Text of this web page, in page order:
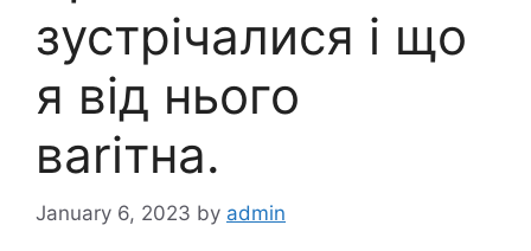
зустрічалися і що
я від нього
ваrітна.
January 6, 2023 by admin